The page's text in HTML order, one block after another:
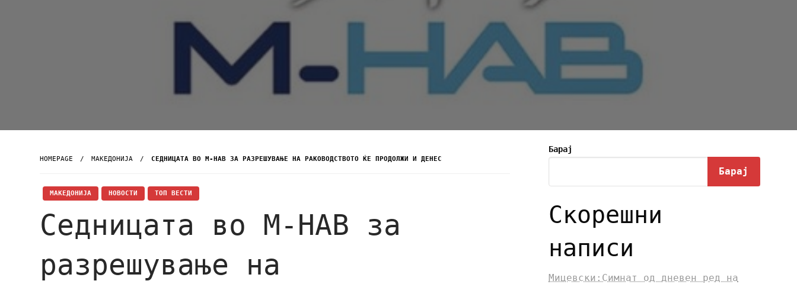
HOMEPAGE МАКЕДОНИЈА СЕДНИЦАТА ВО М-НАВ ЗА РАЗРЕШУВАЊЕ НА РАКОВОДСТВОТО ЌЕ ПРОДОЛЖИ И ДЕНЕС
МАКЕДОНИЈА НОВОСТИ ТОП ВЕСТИ
Седницата во М-НАВ за
разрешување на
Барај
Барај
Скорешни
написи
Мицевски:Симнат од дневен ред на